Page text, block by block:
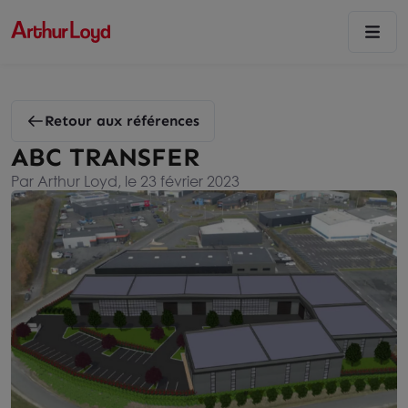
Retour aux références
ABC TRANSFER
Par Arthur Loyd, le 23 février 2023